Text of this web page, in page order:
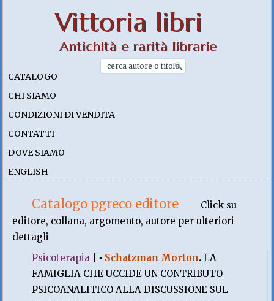
Vittoria libri
Antichità e rarità librarie
CATALOGO
CHI SIAMO
CONDIZIONI DI VENDITA
CONTATTI
DOVE SIAMO
ENGLISH
Catalogo pgreco editore
Click su
editore, collana, argomento, autore per ulteriori
dettagli
Psicoterapia |▪ Schatzman Morton.LA
FAMIGLIA CHE UCCIDE UN CONTRIBUTO
PSICOANALITICO ALLA DISCUSSIONE SUL